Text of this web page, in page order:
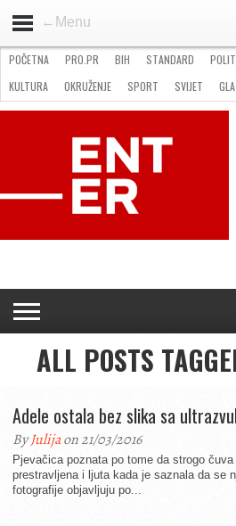
←Menu
STANDARD
GOSPODARSTVO
OKRUŽENJE
POČETNA PRO.PR BIH STANDARD
KULTURA
OKRUŽENJE SPORT SVIJET
NATJEČAJI
FILMING LOCATION IN BH KONTAKT
ALL POSTS
Adele ostala bez slika sa
ByJulijaon 21/03/2016
Pjevačica poznata po tome da strogo
prestravljena i ljuta kada je saznala da se
fotografije objavljuju po...